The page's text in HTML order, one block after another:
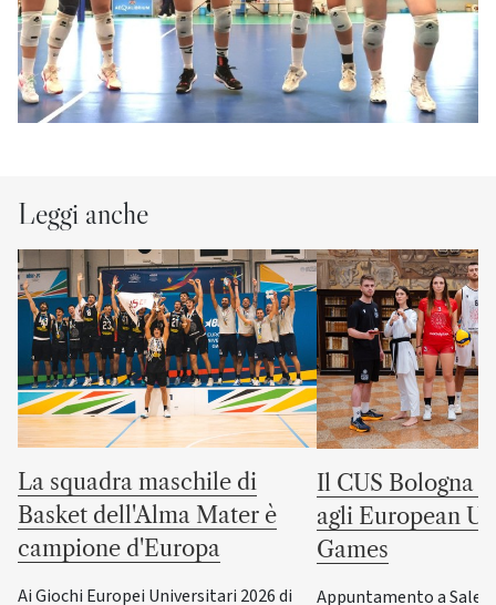
Leggi anche
La squadra maschile di
Basket dell'Alma Mater è
campione d'Europa
Ai Giochi Europei Universitari 2026 di
Il CUS Bologna
agli European
Games
Appuntamento a